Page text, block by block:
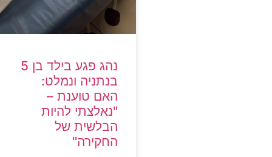
נהג פגע בילד בן 5
בנתניה ונמלט:
האם טוענת –
"נאלצתי להיות
הבלשית של
החקירה"